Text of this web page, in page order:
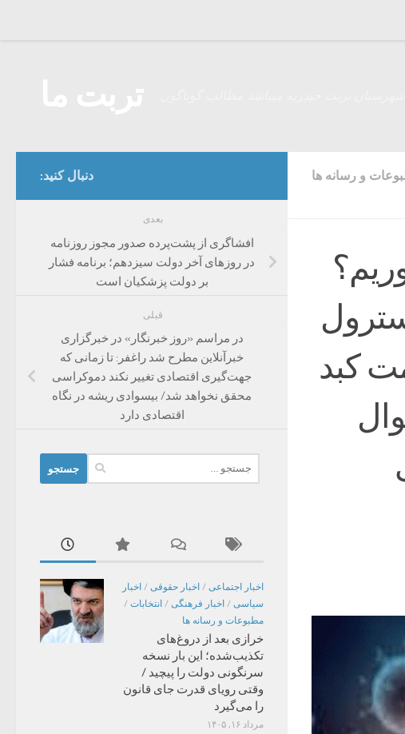
و رسانه ها
کبد
دنبال کنید:
بعدی
افشاگری از پشت‌پرده صدور مجوز روزنامه
در روزهای آخر دولت سیزدهم؛ برنامه فشار
بر دولت پزشکیان است
قبلی
در مراسم «روز خبرنگار» در خبرگزاری
خبرآنلاین مطرح شد راغفر: تا زمانی که
جهت‌گیری اقتصادی تغییر نکند دموکراسی
محقق نخواهد شد/ بیسوادی ریشه در نگاه
اقتصادی دارد
برای:
اخبار اجتماعی / اخبار حقوقی / اخبار
سیاسی / اخبار فرهنگی / انتخابات /
مطبوعات و رسانه ها
خرازی بعد از دروغ‌های
تکذیب‌شده؛ این بار نسخه
سرنگونی دولت را پیچید /
وقتی رویای قدرت جای قانون
را می‌گیرد
مرداد ۱۶, ۱۴۰۵